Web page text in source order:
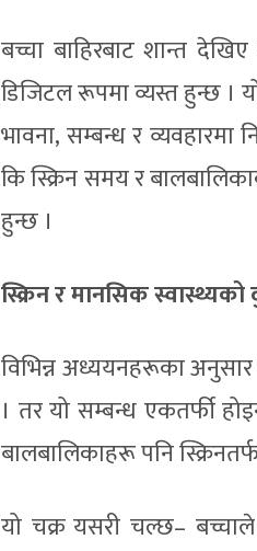
बच्चा बाहिरबाट शान्त
डिजिटल रूपमा व्यस्त हुन्छ ।
भावना, सम्बन्ध र व्यवहारमा
कि स्क्रिन समय र
हुन्छ ।
स्क्रिन र मानसिक स्वास्थ्यको
विभिन्न अध्ययनहरूका
। तर यो सम्बन्ध एकतर्फी
बालबालिकाहरू पनि
यो चक्र यसरी चल्छ–